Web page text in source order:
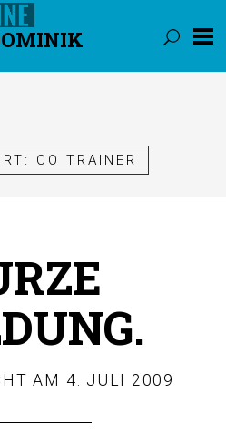
CO TRAINER
AM 4. JULI 2009